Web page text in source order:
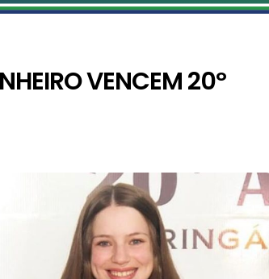
VENCEM 20º